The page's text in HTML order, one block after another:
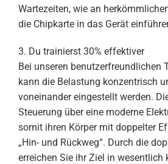
Wartezeiten, wie an
die Chipkarte in das Gerät
3. Du trainierst 30% effektiver
Bei unseren benutzerfreundlichen
kann die Belastung konzentrisch
voneinander eingestellt werden.
Steuerung über eine moderne
somit ihren Körper mit doppelter
„Hin- und Rückweg“. Durch die
erreichen Sie ihr Ziel in wesentlich